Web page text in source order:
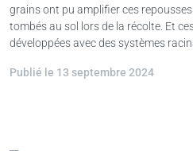
grains ont pu amplifier ces
tombés au sol lors de la récolte. Et
développées avec des systèmes
Publié le 13 septembre 2024